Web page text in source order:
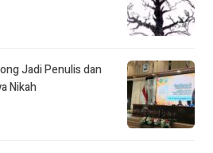
Jadi Penulis dan
Nikah